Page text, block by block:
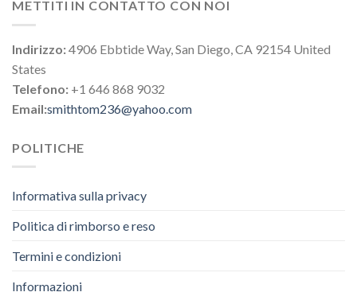
METTITI IN CONTATTO CON NOI
Indirizzo:4906 Ebbtide Way, San Diego, CA 92154 United
States
Telefono: +1 646 868 9032
Email:smithtom236@yahoo.com
POLITICHE
Informativa sulla privacy
Politica di rimborso e reso
Termini e condizioni
Informazioni